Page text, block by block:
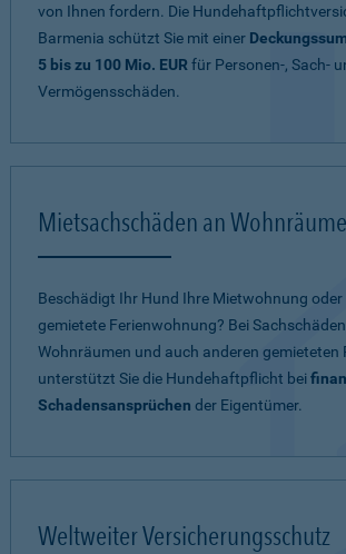
von Ihnen fordern. Die
Barmenia schützt Sie mit einer
5 bis zu 100 Mio. EURfür Personen-, Sach-
Vermögensschäden.
Mietsachschäden an
Beschädigt Ihr Hund Ihre Mietwohnung oder
gemietete Ferienwohnung? Bei
Wohnräumen und auch anderen gemieteten
unterstützt Sie die Hundehaftpflicht bei
Schadensansprüchen der Eigentümer.
Weltweiter Versicherungsschutz